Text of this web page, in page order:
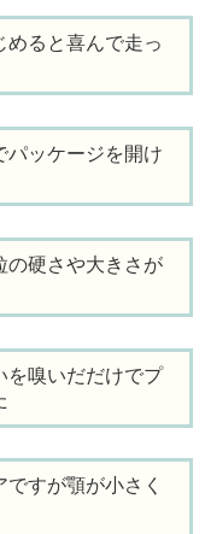
めると喜んで走っ
パッケージを開け
の硬さや大きさが
を嗅いだだけでプ
すが顎が小さく